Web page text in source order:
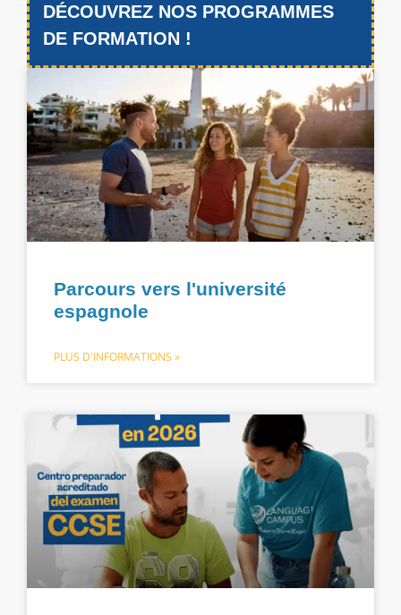
DÉCOUVREZ NOS PROGRAMMES
DE FORMATION !
Parcours vers l'université
espagnole
PLUS D'INFORMATIONS »